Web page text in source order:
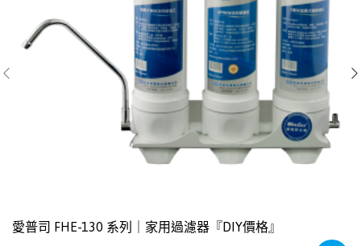
愛普司 FHE-130 系列｜家用過濾器『DIY價格』